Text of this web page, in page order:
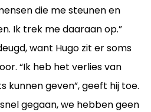
die me steunen en
Ik trek me daaraan op.”
want Hugo zit er soms
“Ik heb het verlies van
kunnen geven”, geeft hij toe.
gegaan, we hebben geen